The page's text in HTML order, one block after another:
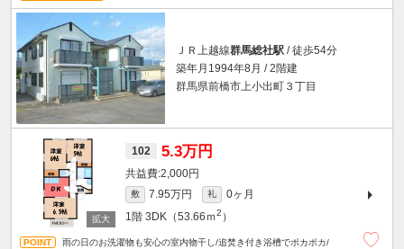
ＪＲ上越線群馬総社駅 / 徒歩54分
築年月1994年8月 / 2階建
群馬県前橋市上小出町３丁目
102 5.3万円
2,000円
敷 7.95万円 礼
0ヶ月
1階 3DK（53.66ｍ2 ）
雨の日のお洗濯物も安心の室内物干し/追焚き付き浴槽でポカポカ/